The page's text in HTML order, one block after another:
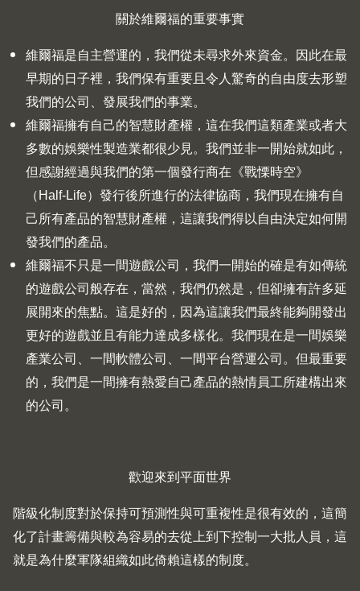
關於維爾福的重要事實
維爾福是自主營運的，我們從未尋求外來資金。因此在最
早期的日子裡，我們保有重要且令人驚奇的自由度去形塑
我們的公司、發展我們的事業。
維爾福擁有自己的智慧財產權，這在我們這類產業或者大
多數的娛樂性製造業都很少見。我們並非一開始就如此，
但感謝經過與我們的第一個發行商在《戰慄時空》
（Half-Life）發行後所進行的法律協商，我們現在擁有自
己所有產品的智慧財產權，這讓我們得以自由決定如何開
發我們的產品。
維爾福不只是一間遊戲公司，我們一開始的確是有如傳統
的遊戲公司般存在，當然，我們仍然是，但卻擁有許多延
展開來的焦點。這是好的，因為這讓我們最終能夠開發出
更好的遊戲並且有能力達成多樣化。我們現在是一間娛樂
產業公司、一間軟體公司、一間平台營運公司。但最重要
的，我們是一間擁有熱愛自己產品的熱情員工所建構出來
的公司。
歡迎來到平面世界
階級化制度對於保持可預測性與可重複性是很有效的，這簡
化了計畫籌備與較為容易的去從上到下控制一大批人員，這
就是為什麼軍隊組織如此倚賴這樣的制度。